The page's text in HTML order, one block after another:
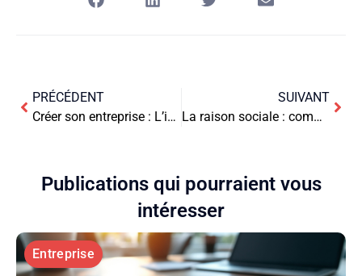
PRÉCÉDENT
Créer son entreprise : L’importance de la responsabilité sociale d’entreprise
SUIVANT
La raison sociale : comment elle peut aider à améliorer votre réputation
Publications qui pourraient vous
intéresser
Entreprise